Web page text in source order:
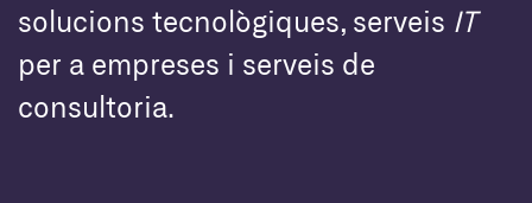
solucions tecnològiques, serveis IT
per a empreses i serveis de
consultoria.